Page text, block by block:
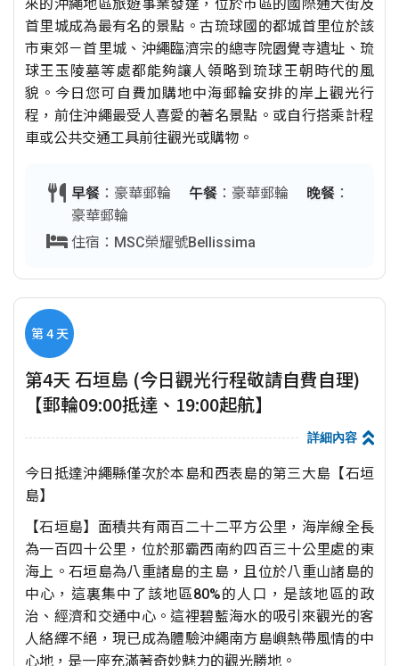
來的沖繩地區旅遊事業發達，位於市區的國際通大街及
首里城成為最有名的景點。古琉球國的都城首里位於該
市東郊－首里城、沖繩臨濟宗的總寺院園覺寺遺址、琉
球王玉陵墓等處都能夠讓人領略到琉球王朝時代的風
貌。今日您可自費加購地中海郵輪安排的岸上觀光行
程，前住沖繩最受人喜愛的著名景點。或自行搭乘計程
車或公共交通工具前往觀光或購物。
早餐：豪華郵輪 午餐：豪華郵輪 晚餐：
豪華郵輪
住宿：MSC榮耀號Bellissima
第 4 天
第4天 石垣島 (今日觀光行程敬請自費自理)
【郵輪09:00抵達、19:00起航】
詳細內容
今日抵達沖繩縣僅次於本島和西表島的第三大島【石垣
島】
【石垣島】面積共有兩百二十二平方公里，海岸線全長
為一百四十公里，位於那霸西南約四百三十公里處的東
海上。石垣島為八重諸島的主島，且位於八重山諸島的
中心，這裏集中了該地區80%的人口，是該地區的政
治、經濟和交通中心。這裡碧藍海水的吸引來觀光的客
人絡繹不絕，現已成為體驗沖繩南方島嶼熱帶風情的中
心地，是一座充滿著奇妙魅力的觀光勝地。